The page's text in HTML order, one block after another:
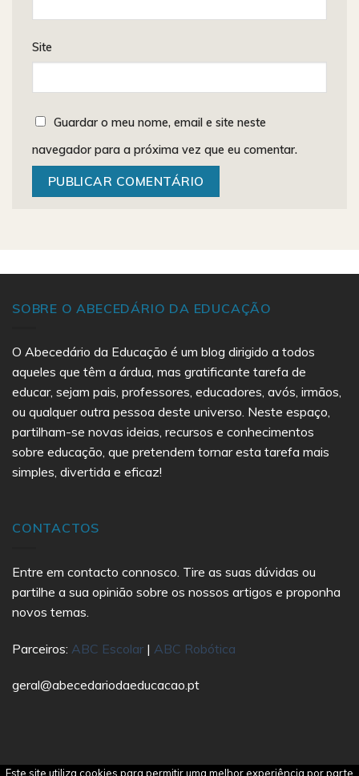
Site
Guardar o meu nome, email e site neste
navegador para a próxima vez que eu comentar.
SOBRE O ABECEDÁRIO DA EDUCAÇÃO
O Abecedário da Educação é um blog dirigido a todos
aqueles que têm a árdua, mas gratificante tarefa de
educar, sejam pais, professores, educadores, avós, irmãos,
ou qualquer outra pessoa deste universo. Neste espaço,
partilham-se novas ideias, recursos e conhecimentos
sobre educação, que pretendem tornar esta tarefa mais
simples, divertida e eficaz!
CONTACTOS
Entre em contacto connosco. Tire as suas dúvidas ou
partilhe a sua opinião sobre os nossos artigos e proponha
novos temas.
Parceiros: ABC Escolar | ABC Robótica
geral@abecedariodaeducacao.pt
Este site utiliza cookies para permitir uma melhor experiência por parte